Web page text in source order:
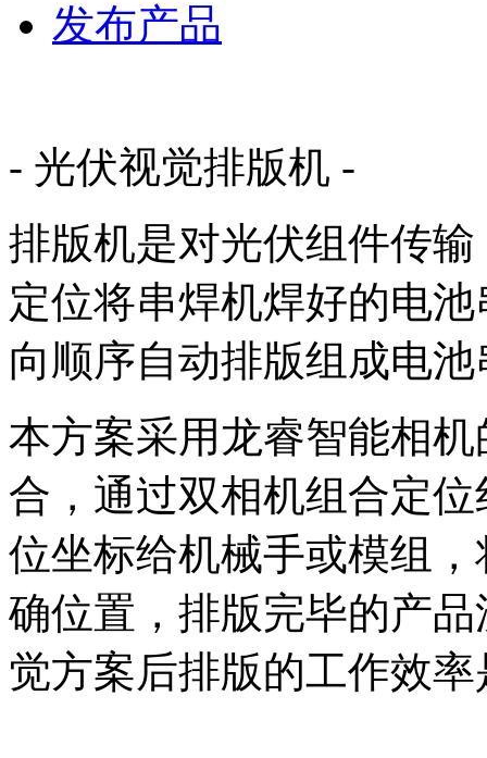
发布产品
- 光伏视觉排版机 -
排版机是对光伏组件传
定位将串焊机焊好的电
向顺序自动排版组成电
本方案采用龙睿智能相
合，通过双相机组合定
位坐标给机械手或模组
确位置，排版完毕的产
觉方案后排版的工作效